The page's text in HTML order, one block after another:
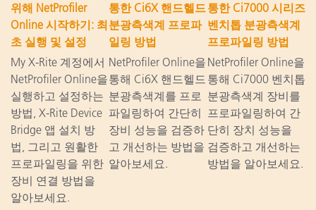
위해 NetProfiler
Online 시작하기: 최
초 실행 및 설정
My X-Rite 계정에서
NetProfiler Online을
실행하고 설정하는
방법, X-Rite Device
Bridge 앱 설치 방
법, 그리고 원활한
프로파일링을 위한
장비 연결 방법을
알아보세요.
통한 Ci6X 핸드헬드
분광측색계 프로파
일링 방법
NetProfiler Online을
통해 Ci6X 핸드헬드
분광측색계를 프로
파일링하여 간단히
장비 성능을 검증하
고 개선하는 방법을
알아보세요.
통한 Ci7000 시리즈
벤치톱 분광측색계
프로파일링 방법
NetProfiler Online을
통해 Ci7000 벤치톱
분광측색계 장비를
프로파일링하여 간
단히 장치 성능을
검증하고 개선하는
방법을 알아보세요.